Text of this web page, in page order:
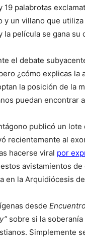
19 palabrotas
un villano que
película se gana su
el debate
¿cómo explicas la
la posición de la
puedan encontrar
publicó un
recientemente al
hacerse viral por
avistamientos
en la Arquidiócesis
desde
sobre si la
Simplemente